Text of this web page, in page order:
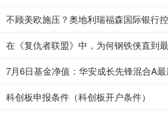
不顾美欧施压？奥地利瑞福森国际银行
在《复仇者联盟》中，为何钢铁侠直到
7月6日基金净值：华安成长先锋混合A
科创板申报条件（科创板开户条件）